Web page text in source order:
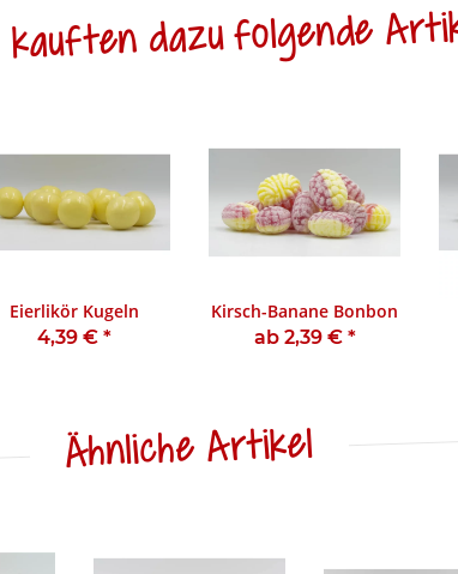
kauften dazu folgende
Eierlikör Kugeln
4,39 € *
Kirsch-Banane Bonbon
ab 2,39 € *
Ähnliche Artikel